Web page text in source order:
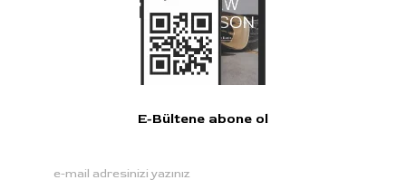
E-Bültene abone ol